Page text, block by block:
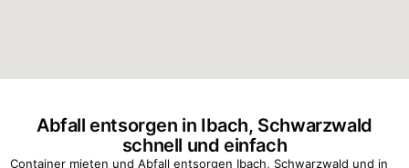
Abfall entsorgen in Ibach, Schwarzwald
schnell und einfach
Container mieten und Abfall entsorgen Ibach, Schwarzwald und in